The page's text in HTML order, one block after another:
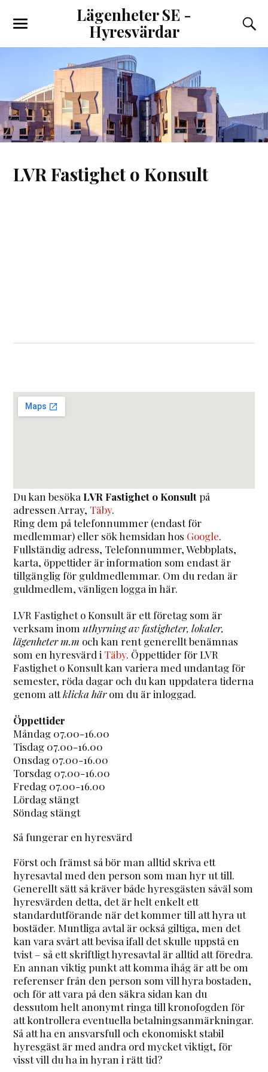
Lägenheter SE -
Hyresvärdar
LVR Fastighet o Konsult
Du kan besöka LVR Fastighet o Konsultpå
adressen Array, Täby.
Ring dem på telefonnummer (endast för
medlemmar) eller sök hemsidan hos Google.
Fullständig adress, Telefonnummer, Webbplats,
karta, öppettider är information som endast är
tillgänglig för guldmedlemmar. Om du redan är
guldmedlem, vänligen logga in här.
LVR Fastighet o Konsult är ett företag som är
verksam inomuthyrning av fastigheter, lokaler,
lägenheter m.m och kan rent generellt benämnas
som en hyresvärd i Täby. Öppettider för LVR
Fastighet o Konsult kan variera med undantag för
semester, röda dagar och du kan uppdatera tiderna
genom attklicka härom du är inloggad.
Öppettider
Måndag 07.00-16.00
Tisdag 07.00-16.00
Onsdag 07.00-16.00
Torsdag 07.00-16.00
Fredag 07.00-16.00
Lördag stängt
Söndag stängt
Så fungerar en hyresvärd
Först och främst så bör man alltid skriva ett
hyresavtal med den person som man hyr ut till.
Generellt sätt så kräver både hyresgästen såväl som
hyresvärden detta, det är helt enkelt ett
standardutförande när det kommer till att hyra ut
bostäder. Muntliga avtal är också giltiga, men det
kan vara svårt att bevisa ifall det skulle uppstå en
tvist – så ett skriftligt hyresavtal är alltid att föredra.
En annan viktig punkt att komma ihåg är att be om
referenser från den person som vill hyra bostaden,
och för att vara på den säkra sidan kan du
dessutom helt anonymt ringa till kronofogden för
att kontrollera eventuella betalningsanmärkningar.
Så att ha en ansvarsfull och ekonomiskt stabil
hyresgäst är med andra ord mycket viktigt, för
visst vill du ha in hyran i rätt tid?